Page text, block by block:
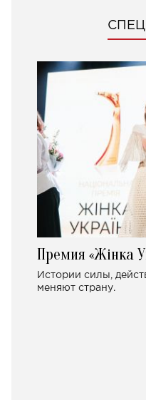
Премия «Жінка
Истории силы,
меняют страну.